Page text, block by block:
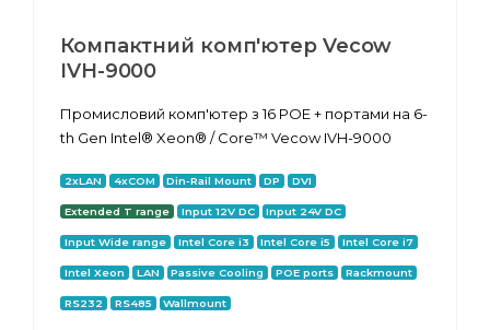
Компактний комп'ютер Vecow
IVH-9000
Промисловий комп'ютер з 16 POE + портами на 6-
th Gen Intel® Xeon® / Core™ Vecow IVH-9000
2xLAN 4xCOM Din-Rail Mount DP DVI
Extended T range Input 12V DC Input 24V DC
Input Wide range Intel Core i3 Intel Core i5 Intel Core i7
Intel Xeon LAN Passive Cooling POE ports Rackmount
RS232 RS485 Wallmount